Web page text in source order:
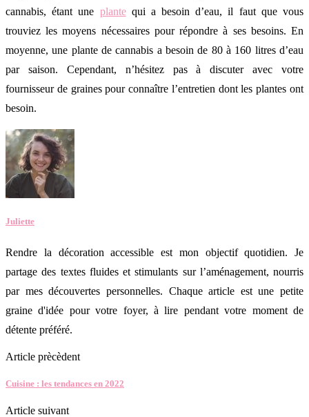
cannabis, étant une plantequi a besoin d’eau, il faut que vous
trouviez les moyens nécessaires pour répondre à ses besoins. En
moyenne, une plante de cannabis a besoin de 80 à 160 litres d’eau
par saison. Cependant, n’hésitez pas à discuter avec votre
fournisseur de graines pour connaître l’entretien dont les plantes ont
besoin.
Juliette
Rendre la décoration accessible est mon objectif quotidien. Je
partage des textes fluides et stimulants sur l’aménagement, nourris
par mes découvertes personnelles. Chaque article est une petite
graine d'idée pour votre foyer, à lire pendant votre moment de
détente préféré.
Article prècèdent
Cuisine : les tendances en 2022
Article suivant